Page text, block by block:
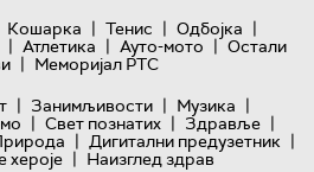
Кошарка | Тенис | Одбојка |
| Атлетика | Ауто-мото | Остали
| Меморијал РТС
| Занимљивости | Музика |
| Свет познатих | Здравље |
| Дигитални предузетник |
хероје | Наизглед здрав